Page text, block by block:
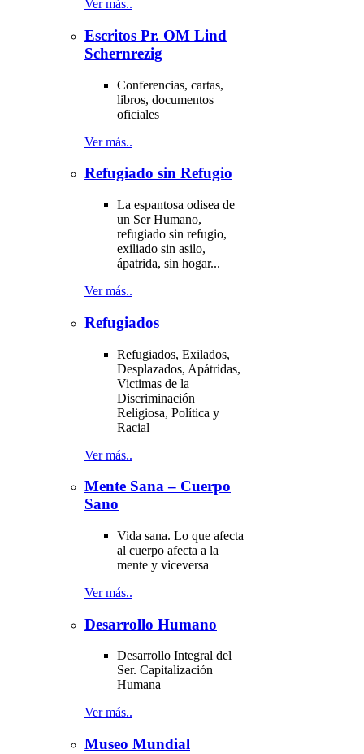
Ver más..
Escritos Pr. OM Lind
Schernrezig
Conferencias, cartas,
libros, documentos
oficiales
Ver más..
Refugiado sin Refugio
La espantosa odisea de
un Ser Humano,
refugiado sin refugio,
exiliado sin asilo,
ápatrida, sin hogar...
Ver más..
Refugiados
Refugiados, Exilados,
Desplazados, Apátridas,
Victimas de la
Discriminación
Religiosa, Política y
Racial
Ver más..
Mente Sana – Cuerpo
Sano
Vida sana. Lo que afecta
al cuerpo afecta a la
mente y viceversa
Ver más..
Desarrollo Humano
Desarrollo Integral del
Ser. Capitalización
Humana
Ver más..
Museo Mundial